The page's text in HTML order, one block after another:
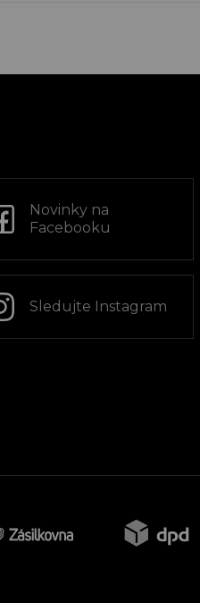
Novinky na
Facebooku
Sledujte Instagram